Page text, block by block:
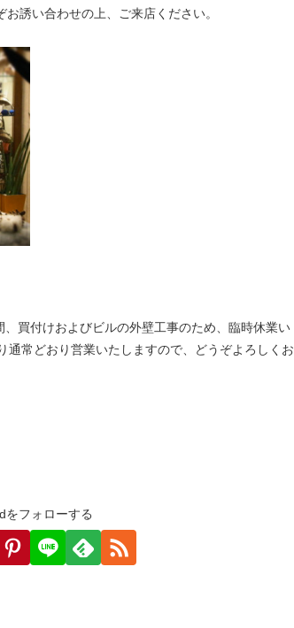
誘い合わせの上、ご来店ください。
買付けおよびビルの外壁工事のため、臨時休業い
通常どおり営業いたしますので、どうぞよろしくお
をフォローする